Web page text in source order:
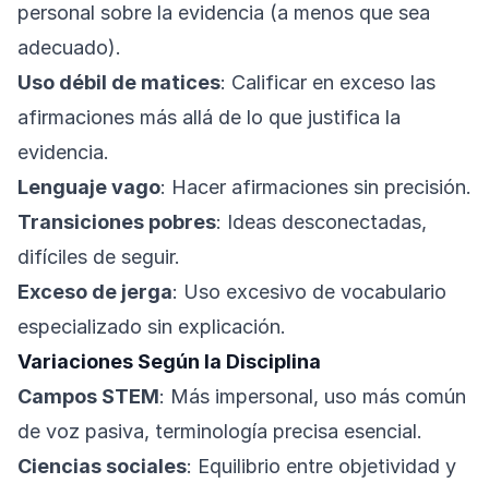
personal sobre la evidencia (a menos que sea
adecuado).
Uso débil de matices: Calificar en exceso las
afirmaciones más allá de lo que justifica la
evidencia.
Lenguaje vago: Hacer afirmaciones sin precisión.
Transiciones pobres: Ideas desconectadas,
difíciles de seguir.
Exceso de jerga: Uso excesivo de vocabulario
especializado sin explicación.
Variaciones Según la Disciplina
Campos STEM: Más impersonal, uso más común
de voz pasiva, terminología precisa esencial.
Ciencias sociales: Equilibrio entre objetividad y